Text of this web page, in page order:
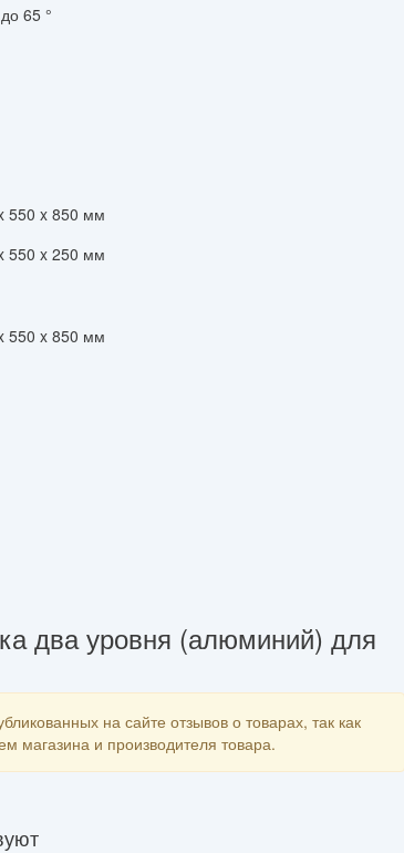
65 °
550 x 850 мм
550 x 250 мм
550 x 850 мм
два уровня (алюминий) для
на сайте отзывов о товарах, так как
и производителя товара.